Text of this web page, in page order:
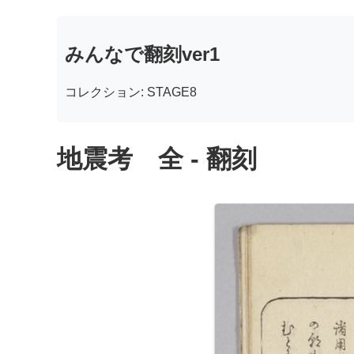
みんなで翻刻ver1
コレクション: STAGE8
地震考 全 - 翻刻